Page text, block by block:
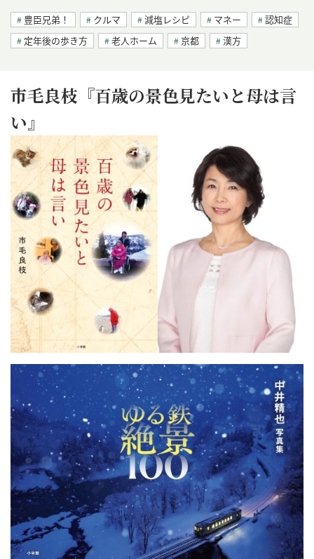
豊臣兄弟！ クルマ 減塩レシピ マネー
認知症
定年後の歩き方
老人ホーム 京都 漢方
市毛良枝『百歳の景色見たいと母は言
い』